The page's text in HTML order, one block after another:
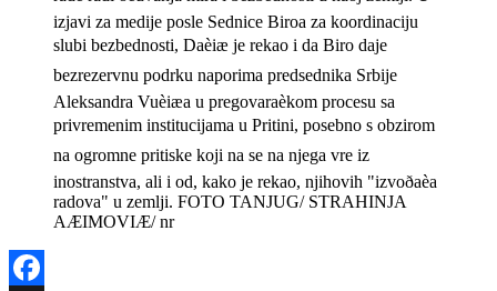
izjavi za medije posle Sednice Biroa za koordinaciju
slubi bezbednosti, Daèiæ je rekao i da Biro daje
bezrezervnu podrku naporima predsednika Srbije
Aleksandra Vuèiæa u pregovaraèkom procesu sa
privremenim institucijama u Pritini, posebno s obzirom
na ogromne pritiske koji na se na njega vre iz
inostranstva, ali i od, kako je rekao, njihovih "izvoðaèa
radova" u zemlji. FOTO TANJUG/ STRAHINJA
AÆIMOVIÆ/ nr